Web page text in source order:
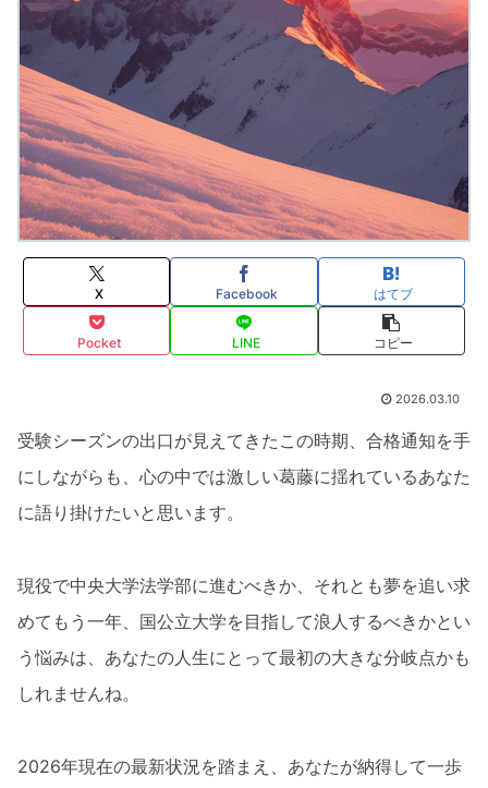
X Facebook はてブ
Pocket LINE コピー
2026.03.10
受験シーズンの出口が見えてきたこの時期、合格通知を手
にしながらも、心の中では激しい葛藤に揺れているあなた
に語り掛けたいと思います。
現役で中央大学法学部に進むべきか、それとも夢を追い求
めてもう一年、国公立大学を目指して浪人するべきかとい
う悩みは、あなたの人生にとって最初の大きな分岐点かも
しれませんね。
2026年現在の最新状況を踏まえ、あなたが納得して一歩